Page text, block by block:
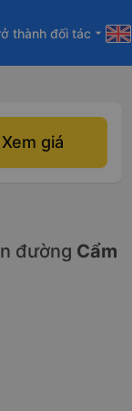
thành đối tác arrow_drop_down
Xem giá
đường Cẩm